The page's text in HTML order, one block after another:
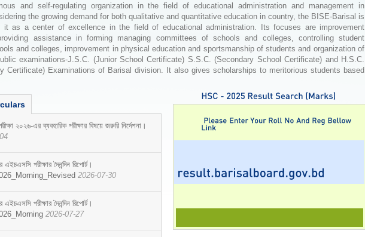
and self-regulating organization in the field of educational administration and management in
the growing demand for both qualitative and quantitative education in country, the BISE-Barisal is
it as a center of excellence in the field of educational administration. Its focuses are improvement
assistance in forming managing committees of schools and colleges, controlling student
and colleges, improvement in physical education and sportsmanship of students and organization of
examinations-J.S.C. (Junior School Certificate) S.S.C. (Secondary School Certificate) and H.S.C.
Certificate) Examinations of Barisal division. It also gives scholarships to meritorious students based
২০২৬-এর ব্যবহারিক পরীক্ষার বিষয়ে জরুরি নির্দেশনা।
পরীক্ষার দৈনন্দিন রিপোর্ট।
2026-07-30
পরীক্ষার দৈনন্দিন রিপোর্ট।
2026-07-27